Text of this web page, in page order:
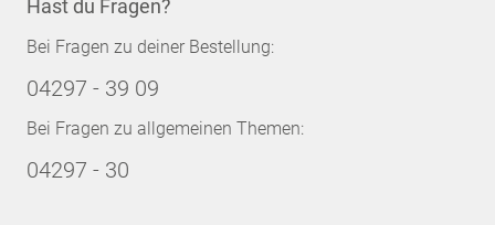
Hast du Fragen?
Bei Fragen zu deiner Bestellung:
04297 - 39 09
Bei Fragen zu allgemeinen Themen:
04297 - 30